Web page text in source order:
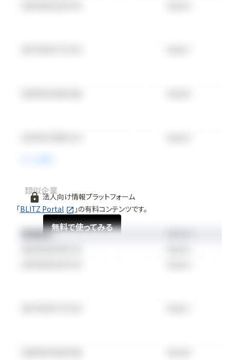
法人向け情報プラットフォーム
「BLITZ Portal 」の有料コンテンツです。
無料で使ってみる
類似企業